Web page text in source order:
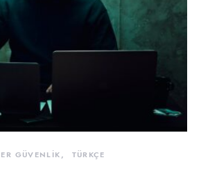
GÜVENLİK TÜRKÇE